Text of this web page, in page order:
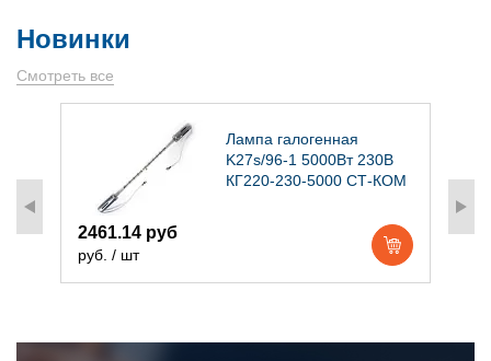
Новинки
Смотреть все
Лампа галогенная
K27s/96-1 5000Вт 230В
КГ220-230-5000 СТ-КОМ
2461.14 руб
руб. / шт